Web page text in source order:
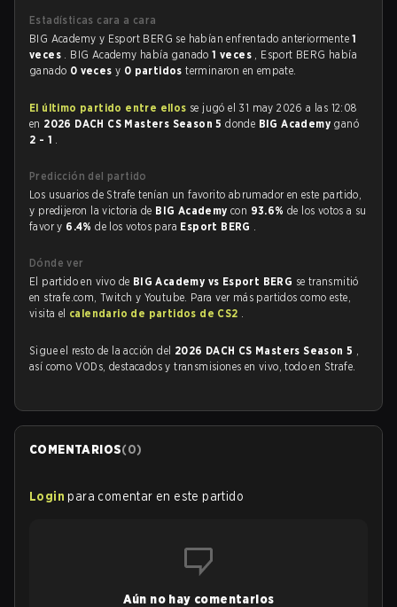
Estadísticas cara a cara
BIG Academy y Esport BERG se habían enfrentado anteriormente1
veces . BIG Academy había ganado1 veces , Esport BERG había
ganado 0 vecesy 0 partidosterminaron en empate.
El último partido entre ellos se jugó el 31 may 2026 a las 12:08
en 2026 DACH CS Masters Season 5donde BIG Academy ganó
2 - 1 .
Predicción del partido
Los usuarios de Strafe tenían un favorito abrumador en este partido,
y predijeron la victoria de BIG Academycon 93.6%de los votos a su
favor y 6.4%de los votos para Esport BERG .
Dónde ver
El partido en vivo de BIG Academy vs Esport BERG se transmitió
en strafe.com, Twitch y Youtube. Para ver más partidos como este,
visita el calendario de partidos de CS2 .
Sigue el resto de la acción del 2026 DACH CS Masters Season 5 ,
así como VODs, destacados y transmisiones en vivo, todo en Strafe.
COMENTARIOS(0)
Login para comentar en este partido
Aún no hay comentarios